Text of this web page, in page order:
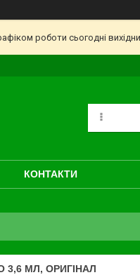
роботи сьогодні
КОНТАКТИ
3,6 МЛ, ОРИГІНАЛ